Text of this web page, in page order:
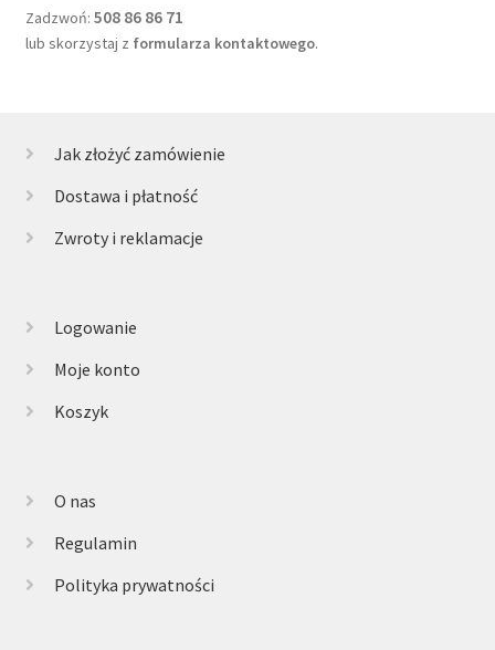
Zadzwoń: 508 86 86 71
lub skorzystaj z formularza kontaktowego.
Jak złożyć zamówienie
Dostawa i płatność
Zwroty i reklamacje
Logowanie
Moje konto
Koszyk
O nas
Regulamin
Polityka prywatności